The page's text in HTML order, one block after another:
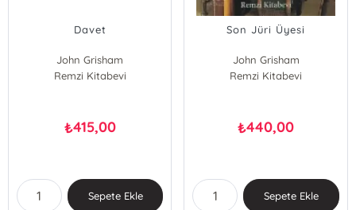
Davet
John Grisham
Remzi Kitabevi
₺415,00
Sepete Ekle
Son Jüri Üyesi
John Grisham
Remzi Kitabevi
₺440,00
Sepete Ekle